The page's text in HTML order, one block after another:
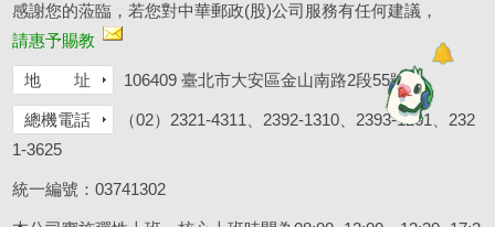
感謝您的蒞臨，若您對中華郵政(股)公司服務有任何建議，
請惠予賜教
地 址 106409 臺北市大安區金山南路2段55號
總機電話
（02）2321-4311、2392-1310、2393-1261、232
1-3625
統一編號：03741302